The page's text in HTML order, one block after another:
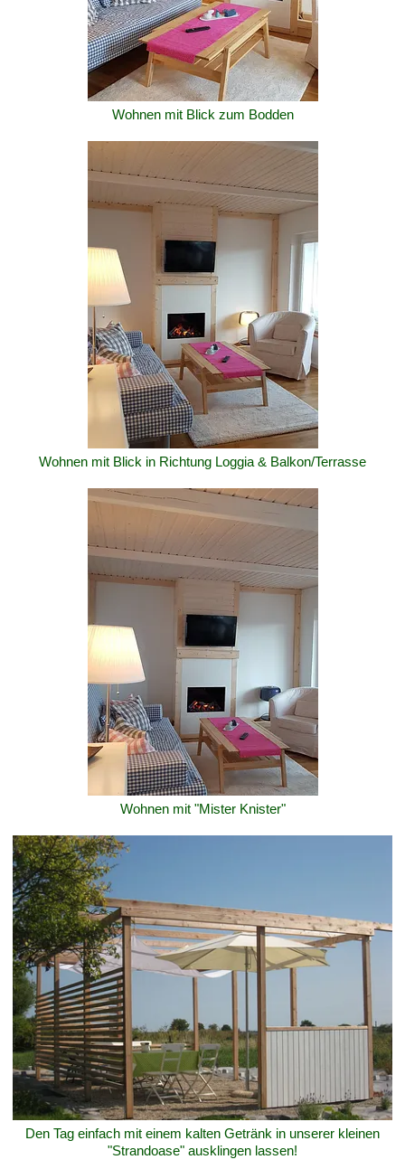
Wohnen mit Blick zum Bodden
Wohnen mit Blick in Richtung Loggia & Balkon/Terrasse
Wohnen mit "Mister Knister"
Den Tag einfach mit einem kalten Getränk in unserer kleinen
"Strandoase" ausklingen lassen!